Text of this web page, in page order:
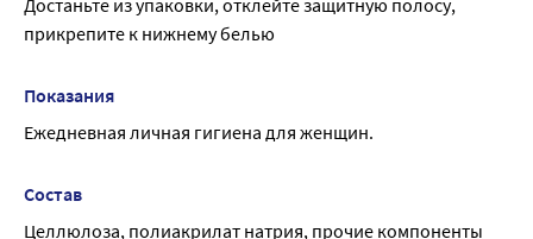
Достаньте из упаковки, отклейте защитную полосу,
прикрепите к нижнему белью
Показания
Ежедневная личная гигиена для женщин.
Состав
Целлюлоза, полиакрилат натрия, прочие компоненты